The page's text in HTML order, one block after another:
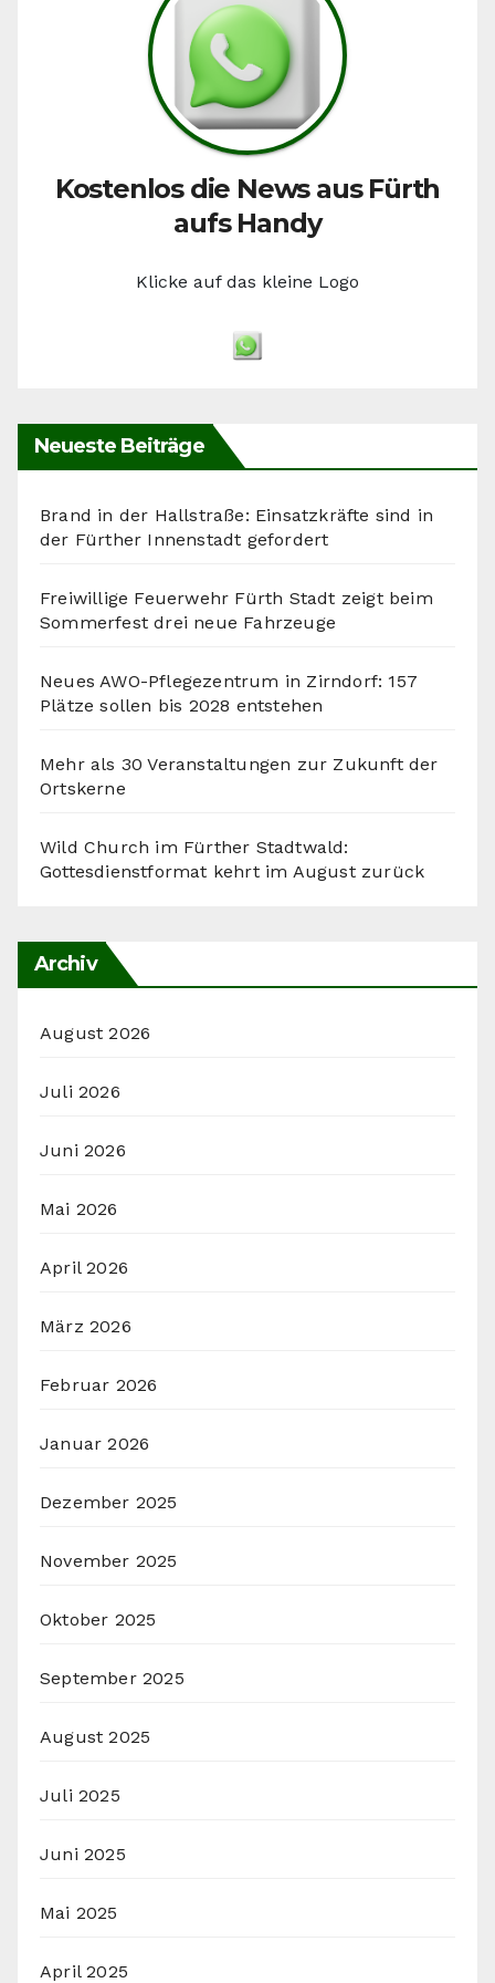
Kostenlos die News aus Fürth
aufs Handy
Klicke auf das kleine Logo
Neueste Beiträge
Brand in der Hallstraße: Einsatzkräfte sind in
der Fürther Innenstadt gefordert
Freiwillige Feuerwehr Fürth Stadt zeigt beim
Sommerfest drei neue Fahrzeuge
Neues AWO-Pflegezentrum in Zirndorf: 157
Plätze sollen bis 2028 entstehen
Mehr als 30 Veranstaltungen zur Zukunft der
Ortskerne
Wild Church im Fürther Stadtwald:
Gottesdienstformat kehrt im August zurück
Archiv
August 2026
Juli 2026
Juni 2026
Mai 2026
April 2026
März 2026
Februar 2026
Januar 2026
Dezember 2025
November 2025
Oktober 2025
September 2025
August 2025
Juli 2025
Juni 2025
Mai 2025
April 2025